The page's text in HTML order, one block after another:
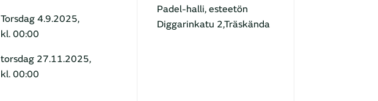
Torsdag 4.9.2025,
kl. 00:00
torsdag 27.11.2025,
kl. 00:00
Padel-halli, esteetön
Diggarinkatu 2,Träskända